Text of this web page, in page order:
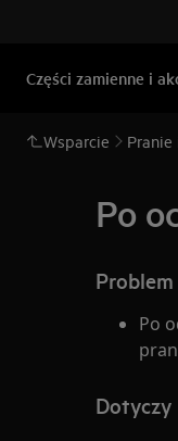
Części zamienne i
Wsparcie Pranie
Po
Problem
Po
Dotyczy